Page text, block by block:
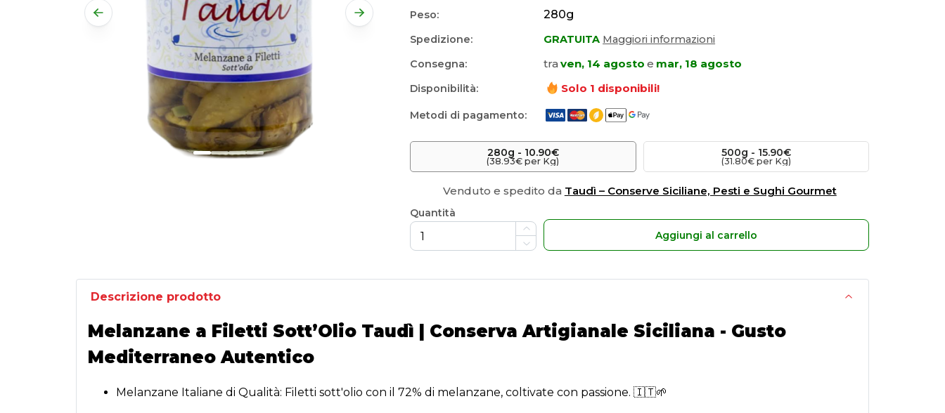
Peso: 280g
Spedizione: GRATUITA Maggiori informazioni
Consegna:
traven, 14 agosto e mar, 18 agosto
Disponibilità: Solo 1 disponibili!
Metodi di pagamento:
280g - 10.90€
(38.93€ per Kg)
500g - 15.90€
(31.80€ per Kg)
Venduto e spedito da Taudì – Conserve Siciliane, Pesti e Sughi Gourmet
Quantità
Aggiungi al carrello
Descrizione prodotto
Melanzane a Filetti Sott’Olio Taudì | Conserva Artigianale Siciliana - Gusto
Mediterraneo Autentico
Melanzane Italiane di Qualità: Filetti sott'olio con il 72% di melanzane, coltivate con passione. 🇮🇹🌱